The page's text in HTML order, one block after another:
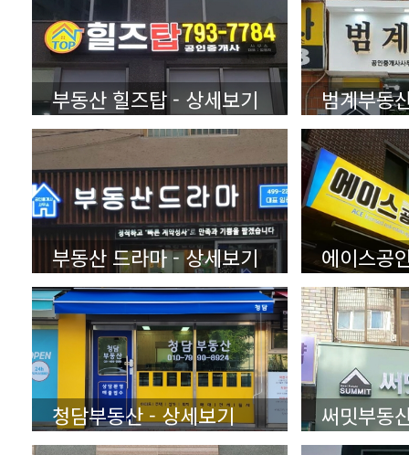
부동산 힐즈탑 - 상세보기 범계부동
부동산 드라마 - 상세보기
청담부동산 - 상세보기 써밋부동